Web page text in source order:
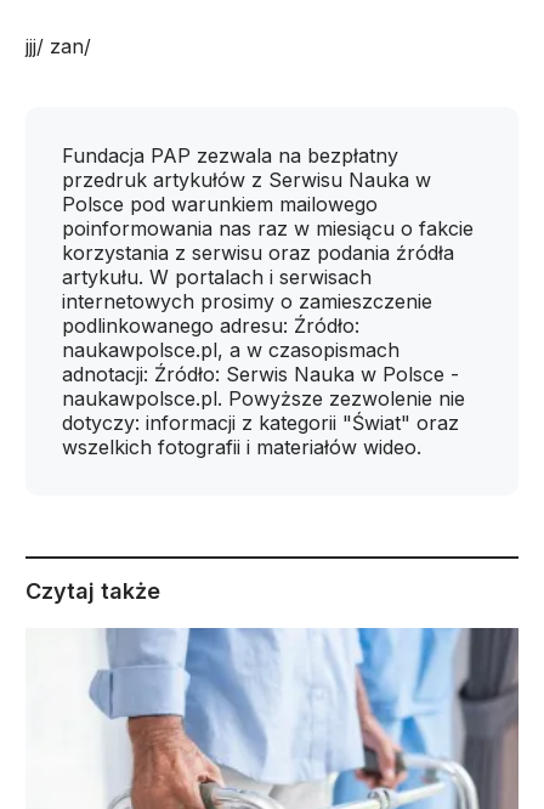
jjj/ zan/
Fundacja PAP zezwala na bezpłatny
przedruk artykułów z Serwisu Nauka w
Polsce pod warunkiem mailowego
poinformowania nas raz w miesiącu o fakcie
korzystania z serwisu oraz podania źródła
artykułu. W portalach i serwisach
internetowych prosimy o zamieszczenie
podlinkowanego adresu: Źródło:
naukawpolsce.pl, a w czasopismach
adnotacji: Źródło: Serwis Nauka w Polsce -
naukawpolsce.pl. Powyższe zezwolenie nie
dotyczy: informacji z kategorii "Świat" oraz
wszelkich fotografii i materiałów wideo.
Czytaj także